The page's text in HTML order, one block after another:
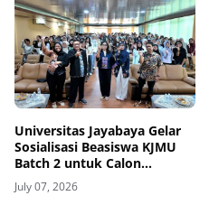
Universitas Jayabaya Gelar
Sosialisasi Beasiswa KJMU
Batch 2 untuk Calon
Mahasiswa Universitas
Jayabaya
July 07, 2026